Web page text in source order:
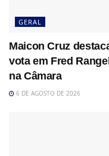
GERAL
Maicon Cruz
vota em Fred
na Câmara
6 DE AGOSTO DE 2026